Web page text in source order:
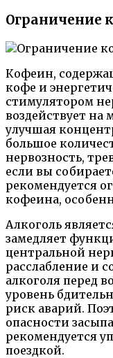
Ограничение
Кофеин,
кофе и
стимулятором
воздействует на
улучшая
большое
нервозность,
если вы
рекомендуется
кофеина,
Алкоголь
замедляет
центральной
расслабление и
алкоголя перед
уровень
риск аварий.
опасности
рекомендуется
поездкой.